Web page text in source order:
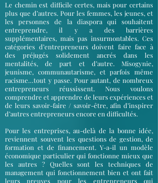
Le chemin est difficile certes, mais pour certains
plus que d’autres. Pour les femmes, les jeunes, et
les personnes de la diaspora qui souhaitent
entreprendre, il y a des barrières
supplémentaires, mais pas insurmontables. Ces
catégories d’entrepreneurs doivent faire face à
des préjugés solidement ancrés dans les
mentalités, de part et d’autre. Misogynie,
jeunisme, communautarisme, et parfois même
racisme…tout y passe. Pour autant, de nombreux
entrepreneurs réussissent. Nous voulons
comprendre et apprendre de leurs expériences et
de leurs savoir-faire / savoir-être, afin d’inspirer
d’autres entrepreneurs encore en difficultés.
Pour les entreprises, au-delà de la bonne idée,
reviennent souvent les questions de gestion, de
formation et de financement. Y-a-il un modèle
économique particulier qui fonctionne mieux que
les autres ? Quelles sont les techniques de
management qui fonctionnement bien et ont fait
leurs preuves pour les entrepreneurs qui